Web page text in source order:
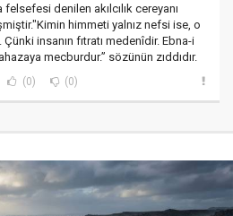
felsefesi denilen akılcılık cereyanı
himmeti yalnız nefsi ise, o
insanın fıtratı medenîdir. Ebna-i
mecburdur.” sözünün zıddıdır.
(0) (0)